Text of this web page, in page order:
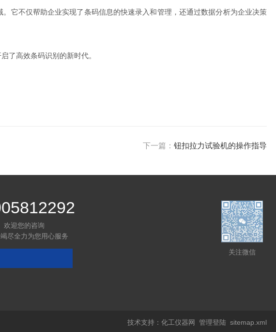
不仅帮助企业实现了条码信息的快速录入和管理，还通过数据分析为企业决策
高效条码识别的新时代。
下一篇：钮扣拉力试验机的操作指导
欢迎您的咨询
尽全力为您用心服务
关注微信
技术支持：化工仪器网 管理登陆 sitemap.xml